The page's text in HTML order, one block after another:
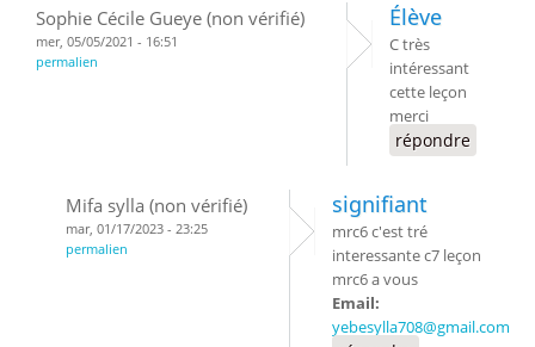
Sophie Cécile Gueye (non vérifié)
mer, 05/05/2021 - 16:51
permalien
Élève
C très
intéressant
cette leçon
merci
répondre
Mifa sylla (non vérifié)
mar, 01/17/2023 - 23:25
permalien
signifiant
mrc6 c'est tré
interessante c7 leçon
mrc6 a vous
Email:
yebesylla708@gmail.com